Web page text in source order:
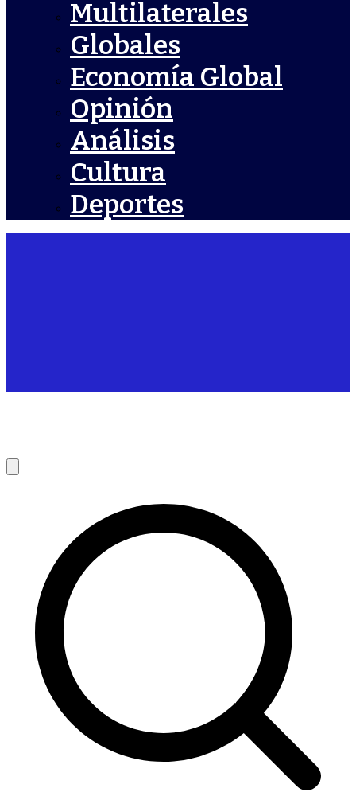
Multilaterales
Globales
Economía Global
Opinión
Análisis
Cultura
Deportes